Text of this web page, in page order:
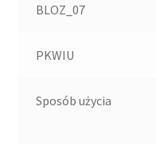
BLOZ_07
PKWIU
Sposób użycia